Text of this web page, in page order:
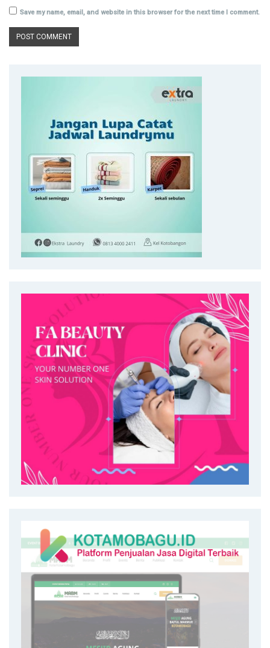
Save my name, email, and website in this browser for the next time I comment.